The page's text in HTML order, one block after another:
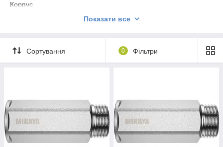
Корпус
шестигранної форми під гайковий ключ
Показати все
Сортування 0 Фільтри